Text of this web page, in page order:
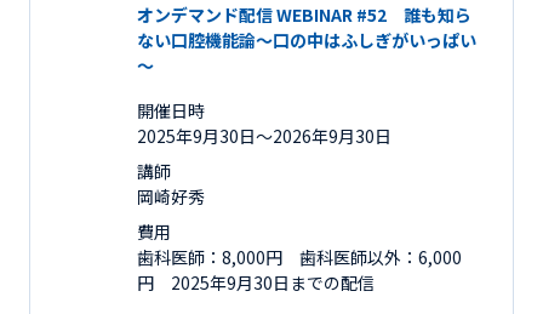
オンデマンド配信 WEBINAR #52 誰も知ら
ない口腔機能論～口の中はふしぎがいっぱい
～
開催日時
2025年9月30日〜2026年9月30日
講師
岡崎好秀
費用
歯科医師：8,000円 歯科医師以外：6,000
円 2025年9月30日までの配信